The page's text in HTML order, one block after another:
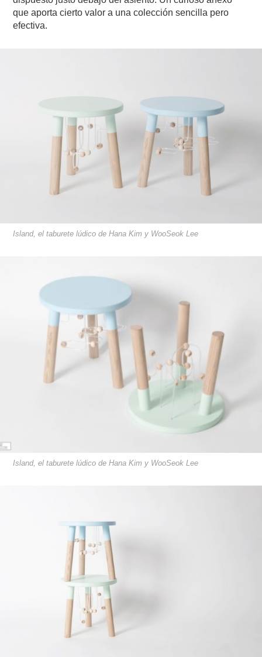
que aporta cierto valor a una colección sencilla pero
efectiva.
​​​​​​​​​​​​​​​​​​​​​Island, el taburete lúdico de Hana Kim y WooSeok Lee
​​​​​​​​​​​​​​​​​​​​​Island, el taburete lúdico de Hana Kim y WooSeok Lee